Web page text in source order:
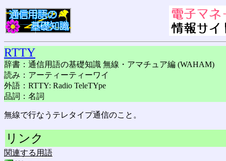
RTTY
辞書：通信用語の基礎知識 無線・アマチュア編 (WAHAM)
読み：アーティーティーワイ
外語：RTTY: Radio TeleTYpe
品詞：名詞
無線で行なうテレタイプ通信のこと。
リンク
関連する用語